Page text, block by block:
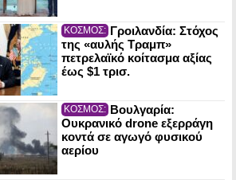
ΚΟΣΜΟΣ: Γροιλανδία: Στόχος
της «αυλής Τραμπ»
πετρελαϊκό κοίτασμα αξίας
έως $1 τρισ.
ΚΟΣΜΟΣ: Βουλγαρία:
Ουκρανικό drone εξερράγη
κοντά σε αγωγό φυσικού
αερίου